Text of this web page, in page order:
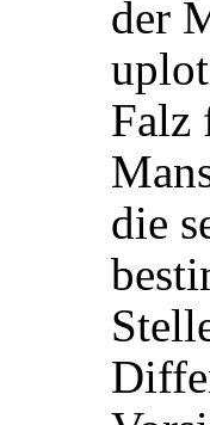
der
Falz
die